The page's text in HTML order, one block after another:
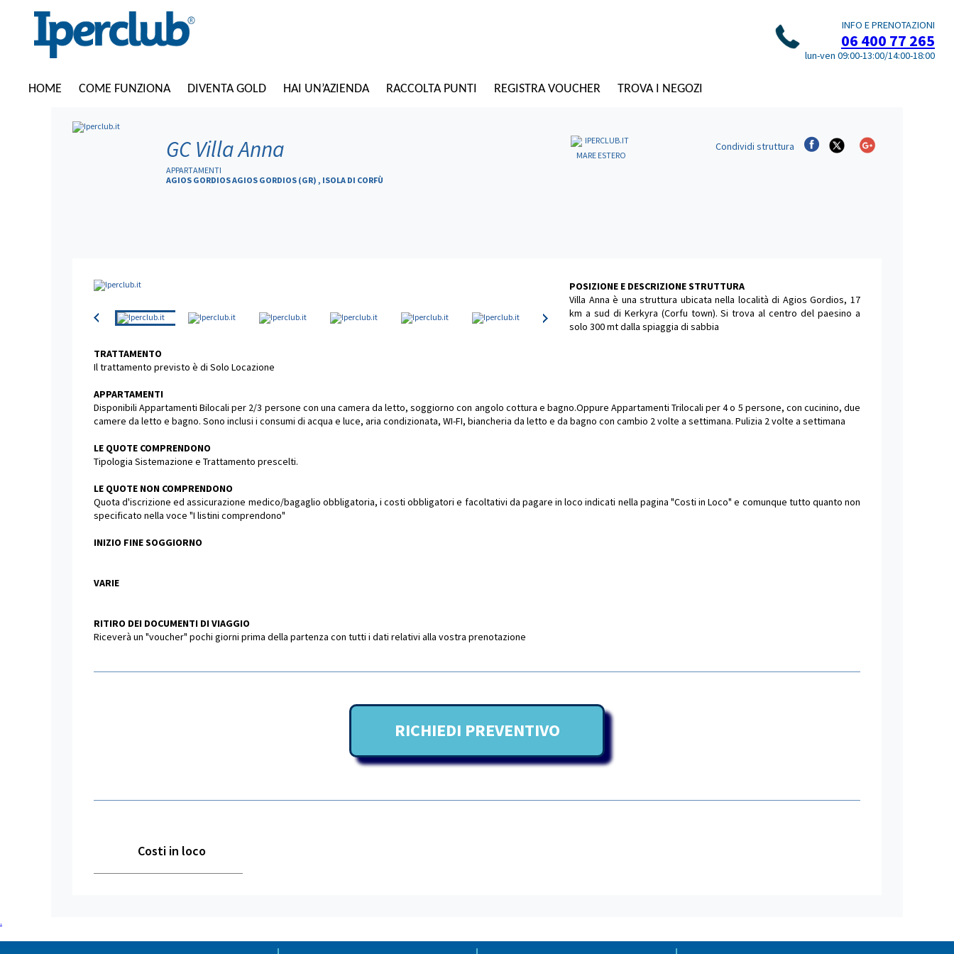
INFO E PRENOTAZIONI
06 400 77 265
lun-ven 09:00-13:00/14:00-18:00
HOME COME FUNZIONA DIVENTA GOLD HAI UN’AZIENDA RACCOLTA PUNTI REGISTRA VOUCHER TROVA I NEGOZI
GC Villa Anna
APPARTAMENTI
AGIOS GORDIOS AGIOS GORDIOS (GR) , ISOLA DI CORFÙ
MARE ESTERO
Condividi struttura
POSIZIONE E DESCRIZIONE STRUTTURA
Villa Anna è una struttura ubicata nella località di Agios Gordios, 17
km a sud di Kerkyra (Corfu town). Si trova al centro del paesino a
solo 300 mt dalla spiaggia di sabbia
TRATTAMENTO
Il trattamento previsto è di Solo Locazione
APPARTAMENTI
Disponibili Appartamenti Bilocali per 2/3 persone con una camera da letto, soggiorno con angolo cottura e bagno.Oppure Appartamenti Trilocali per 4 o 5 persone, con cucinino, due
camere da letto e bagno. Sono inclusi i consumi di acqua e luce, aria condizionata, WI-FI, biancheria da letto e da bagno con cambio 2 volte a settimana. Pulizia 2 volte a settimana
LE QUOTE COMPRENDONO
Tipologia Sistemazione e Trattamento prescelti.
LE QUOTE NON COMPRENDONO
Quota d'iscrizione ed assicurazione medico/bagaglio obbligatoria, i costi obbligatori e facoltativi da pagare in loco indicati nella pagina "Costi in Loco" e comunque tutto quanto non
specificato nella voce "I listini comprendono"
INIZIO FINE SOGGIORNO
VARIE
RITIRO DEI DOCUMENTI DI VIAGGIO
Riceverà un "voucher" pochi giorni prima della partenza con tutti i dati relativi alla vostra prenotazione
RICHIEDI PREVENTIVO
Costi in loco
.